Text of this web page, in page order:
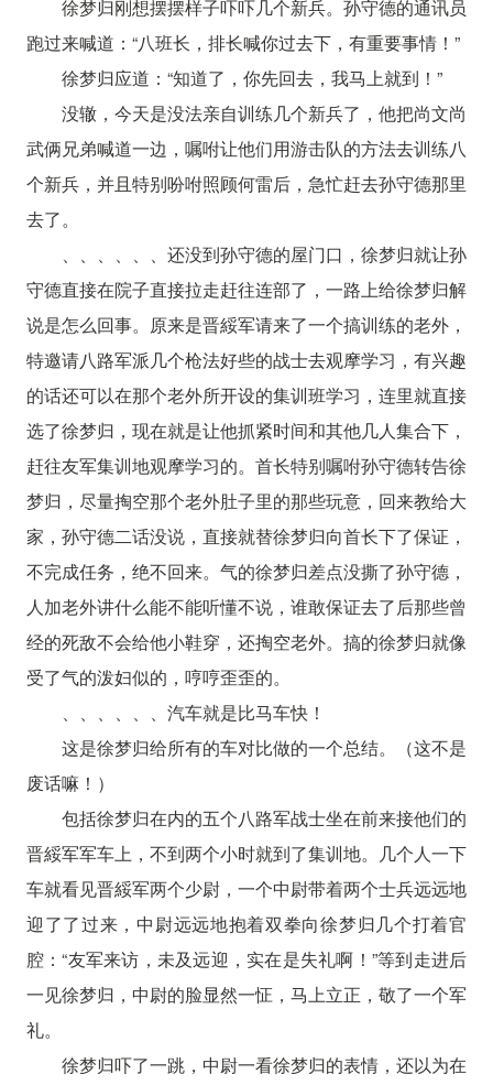
徐梦归刚想摆摆样子吓吓几个新兵。孙守德的通讯员
跑过来喊道：“八班长，排长喊你过去下，有重要事情！”
徐梦归应道：“知道了，你先回去，我马上就到！”
没辙，今天是没法亲自训练几个新兵了，他把尚文尚
武俩兄弟喊道一边，嘱咐让他们用游击队的方法去训练八
个新兵，并且特别吩咐照顾何雷后，急忙赶去孙守德那里
去了。
、、、、、、还没到孙守德的屋门口，徐梦归就让孙
守德直接在院子直接拉走赶往连部了，一路上给徐梦归解
说是怎么回事。原来是晋綏军请来了一个搞训练的老外，
特邀请八路军派几个枪法好些的战士去观摩学习，有兴趣
的话还可以在那个老外所开设的集训班学习，连里就直接
选了徐梦归，现在就是让他抓紧时间和其他几人集合下，
赶往友军集训地观摩学习的。首长特别嘱咐孙守德转告徐
梦归，尽量掏空那个老外肚子里的那些玩意，回来教给大
家，孙守德二话没说，直接就替徐梦归向首长下了保证，
不完成任务，绝不回来。气的徐梦归差点没撕了孙守德，
人加老外讲什么能不能听懂不说，谁敢保证去了后那些曾
经的死敌不会给他小鞋穿，还掏空老外。搞的徐梦归就像
受了气的泼妇似的，哼哼歪歪的。
、、、、、、汽车就是比马车快！
这是徐梦归给所有的车对比做的一个总结。（这不是
废话嘛！）
包括徐梦归在内的五个八路军战士坐在前来接他们的
晋綏军军车上，不到两个小时就到了集训地。几个人一下
车就看见晋綏军两个少尉，一个中尉带着两个士兵远远地
迎了了过来，中尉远远地抱着双拳向徐梦归几个打着官
腔：“友军来访，未及远迎，实在是失礼啊！”等到走进后
一见徐梦归，中尉的脸显然一怔，马上立正，敬了一个军
礼。
徐梦归吓了一跳，中尉一看徐梦归的表情，还以为在